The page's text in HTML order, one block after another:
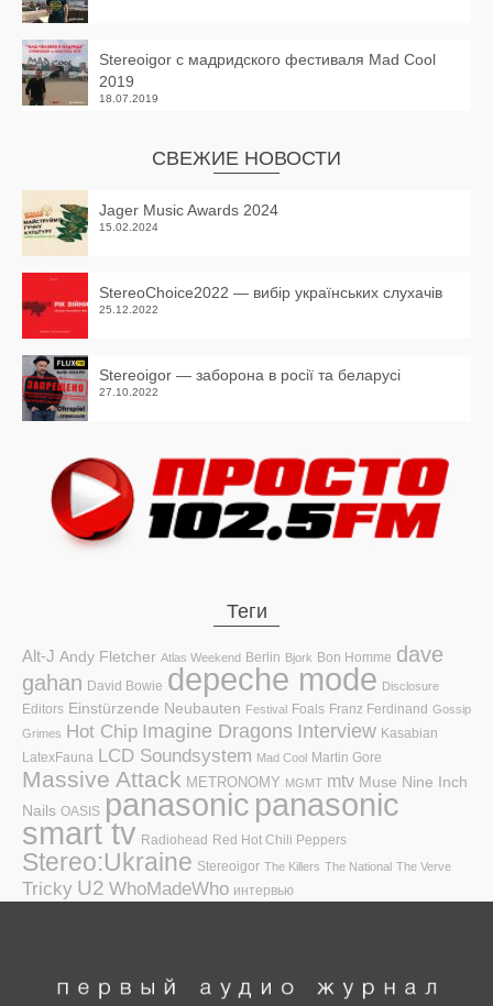
Stereoigor с мадридского фестиваля Mad Cool
2019
18.07.2019
СВЕЖИЕ НОВОСТИ
Jager Music Awards 2024
15.02.2024
StereoChoice2022 — вибір українських слухачів
25.12.2022
Stereoigor — заборона в росії та беларусі
27.10.2022
Теги
Alt-J Andy Fletcher Atlas Weekend Berlin Bjork Bon Homme dave
gahan David Bowie depeche mode Disclosure
Editors Einstürzende Neubauten Festival Foals Franz Ferdinand Gossip
Grimes Hot Chip Imagine Dragons Interview Kasabian
LatexFauna LCD Soundsystem Mad Cool Martin Gore
Massive Attack METRONOMY MGMT mtv Muse Nine Inch
Nails OASIS panasonic panasonic
smart tv Radiohead Red Hot Chili Peppers
Stereo:Ukraine Stereoigor The Killers The National The Verve
Tricky U2 WhoMadeWho интервью